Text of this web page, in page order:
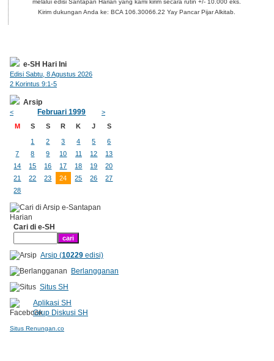
melalui edisi Santapan Harian yang kami kirim secara rutin +/- 10.000 eks.
Kirim dukungan Anda ke: BCA 106.30066.22 Yay Pancar Pijar Alkitab.
e-SH Hari Ini
Edisi Sabtu, 8 Agustus 2026
2 Korintus 9:1-5
Arsip
< Februari 1999
>
M
S S R K J S
1 2 3 4 5
6
7
8 9 10 11 12
13
14
15 16 17 18 19
20
21
22 23 24 25 26
27
28
Cari di e-SH
Arsip (10229edisi)
Berlangganan
Situs SH
Aplikasi SH
Grup Diskusi SH
Situs Renungan.co